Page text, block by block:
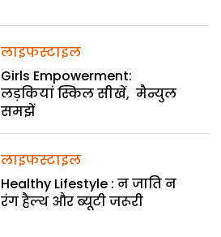
लाइफस्टाइल
Girls Empowerment:
लड़कियां स्किल सीखें, मैन्युल
समझें
लाइफस्टाइल
Healthy Lifestyle : न जाति न
रंग हैल्थ और ब्यूटी जरूरी